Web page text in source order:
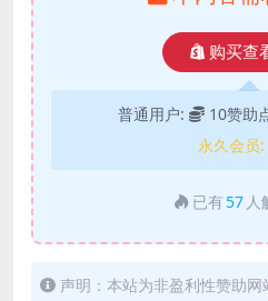
购买查
普通用户: 10赞助
永久会员:
已有 57 人
声明：本站为非盈利性赞助